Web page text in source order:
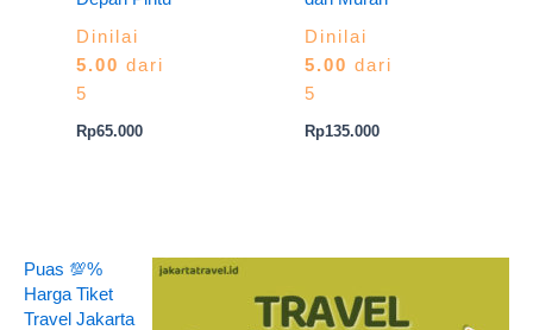
Dinilai
5.00 dari
5
Rp65.000
Dinilai
5.00 dari
5
Rp135.000
Puas 💯%
Harga Tiket
Travel Jakarta